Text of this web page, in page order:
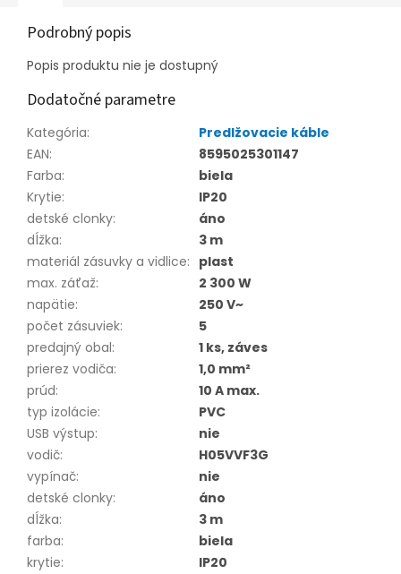
Podrobný popis
Popis produktu nie je dostupný
Dodatočné parametre
Kategória:
Predlžovacie káble
EAN:
8595025301147
Farba:
biela
Krytie:
IP20
detské clonky:
áno
dĺžka:
3 m
materiál zásuvky a vidlice: plast
max. záťaž:
2 300 W
napätie:
250 V~
počet zásuviek:
5
predajný obal:
1 ks, záves
prierez vodiča:
1,0 mm²
prúd:
10 A max.
typ izolácie:
PVC
USB výstup:
nie
vodič:
H05VVF3G
vypínač:
nie
detské clonky:
áno
dĺžka:
3 m
farba:
biela
krytie:
IP20